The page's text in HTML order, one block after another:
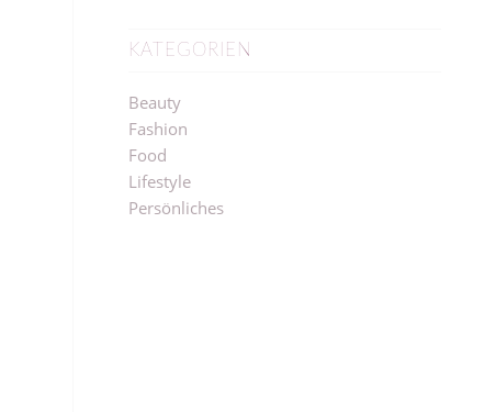
KATEGORIEN
Beauty
Fashion
Food
Lifestyle
Persönliches